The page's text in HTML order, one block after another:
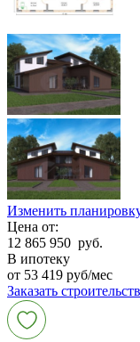
Изменить
Цена от:
12 865 950 руб.
В ипотеку
от 53 419 руб/мес
Заказать